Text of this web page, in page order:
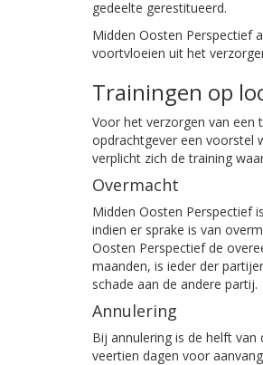
gedeelte gerestitueerd.
Midden Oosten Perspectief
voortvloeien uit het
Trainingen op
Voor het verzorgen van een
opdrachtgever een voorstel
verplicht zich de training
Overmacht
Midden Oosten Perspectief
indien er sprake is van
Oosten Perspectief de
maanden, is ieder der
schade aan de andere partij.
Annulering
Bij annulering is de helft
veertien dagen voor